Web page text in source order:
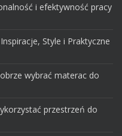
i efektywność pracy
Style i Praktyczne
wybrać materac do
przestrzeń do